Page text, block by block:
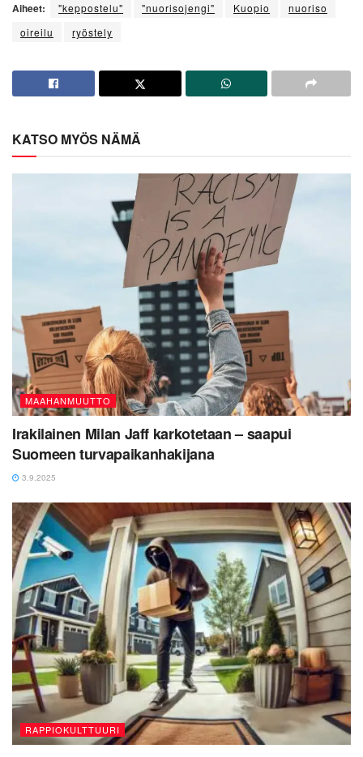
Aiheet: "keppostelu" "nuorisojengi" Kuopio
nuoriso
oireilu
ryöstely
KATSO MYÖS NÄMÄ
MAAHANMUUTTO
Irakilainen Milan Jaff karkotetaan – saapui
Suomeen turvapaikanhakijana
3.9.2025
RAPPIOKULTTUURI